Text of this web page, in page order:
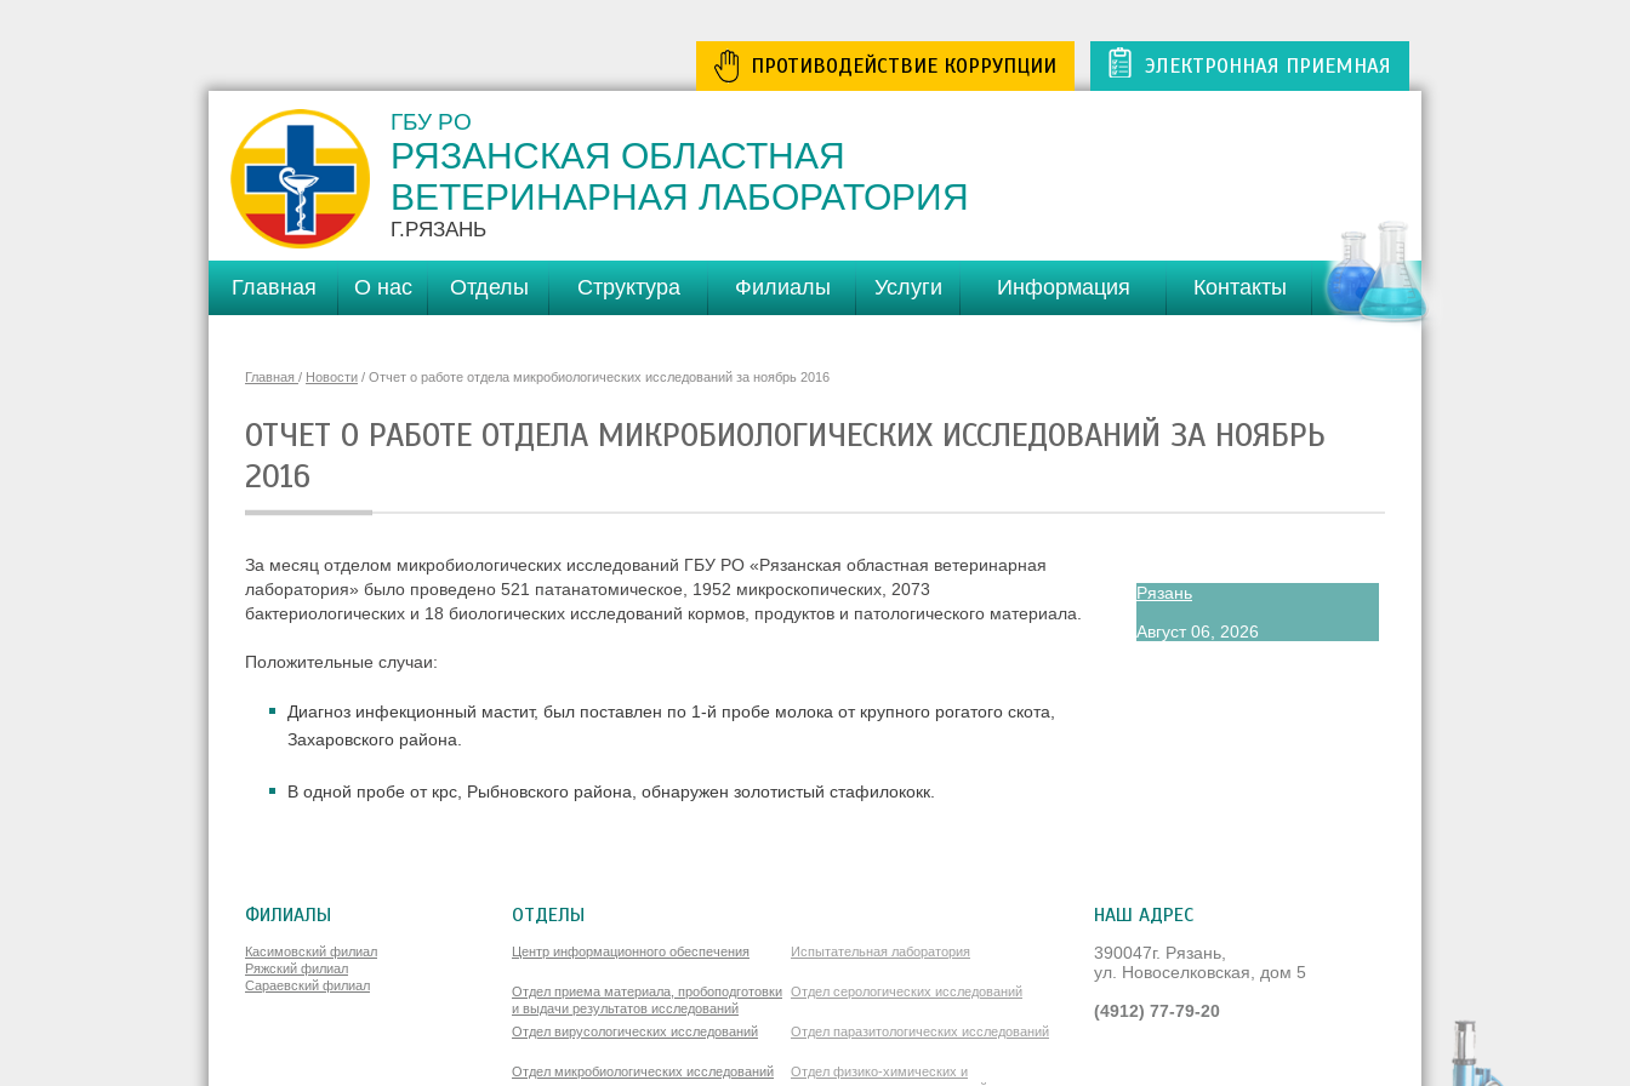
ЭЛЕКТРОННАЯ ПРИЕМНАЯ
ПРОТИВОДЕЙСТВИЕ КОРРУПЦИИ
ГБУ РО
РЯЗАНСКАЯ ОБЛАСТНАЯ
ВЕТЕРИНАРНАЯ ЛАБОРАТОРИЯ
Г.РЯЗАНЬ
Главная О нас Отделы Структура Филиалы Услуги Информация Контакты
Главная / Новости / Отчет о работе отдела микробиологических исследований за ноябрь 2016
ОТЧЕТ О РАБОТЕ ОТДЕЛА МИКРОБИОЛОГИЧЕСКИХ ИССЛЕДОВАНИЙ ЗА НОЯБРЬ
2016
Рязань
Август 06, 2026
За месяц отделом микробиологических исследований ГБУ РО «Рязанская областная ветеринарная
лаборатория» было проведено 521 патанатомическое, 1952 микроскопических , 2073
бактериологических и 18 биологических исследований кормов, продуктов и патологического материала.
Положительные случаи:
Диагноз инфекционный мастит, был поставлен по 1-й пробе молока от крупного рогатого скота,
Захаровского района.
В одной пробе от крс, Рыбновского района, обнаружен золотистый стафилококк.
ФИЛИАЛЫ
Касимовский филиал
Ряжский филиал
Сараевский филиал
ОТДЕЛЫ
Центр информационного обеспечения Испытательная лаборатория
Отдел приема материала, пробоподготовки
и выдачи результатов исследований
Отдел серологических исследований
Отдел вирусологических исследований Отдел паразитологических исследований
Отдел микробиологических исследований
Отдел физико-химических и
НАШ АДРЕС
390047г. Рязань,
ул. Новоселковская, дом 5
(4912) 77-79-20